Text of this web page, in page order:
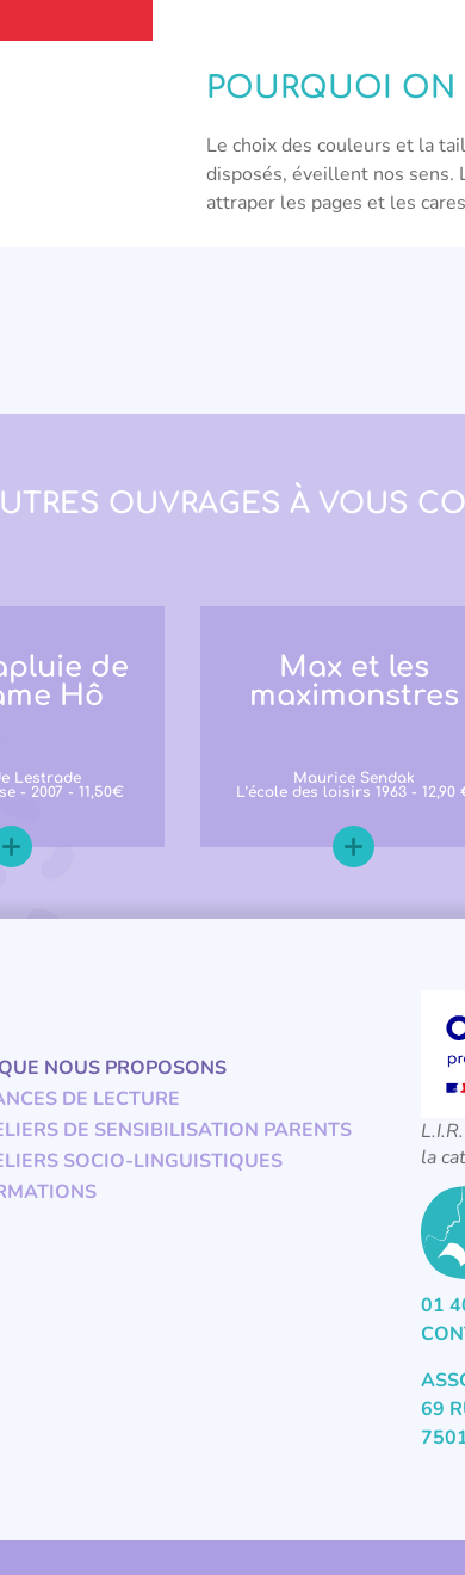
POURQUOI ON
Le choix des couleurs et la
disposés, éveillent nos
attraper les pages et les
OUVRAGES À VOUS
de
Hô
Lestrade
- 2007 - 11,50€
Max et les
maximonstres
Maurice Sendak
L’école des loisirs 1963 - 12,90
NOUS PROPOSONS
DE LECTURE
DE SENSIBILISATION PARENTS
SOCIO-LINGUISTIQUES
la
01
69